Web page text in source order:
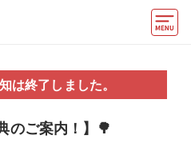
は終了しました。
のご案内！】🌳